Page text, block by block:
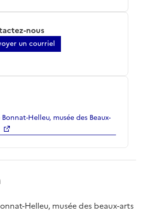
nous
un courriel
Helleu, musée des Beaux-
Helleu, musée des beaux-arts